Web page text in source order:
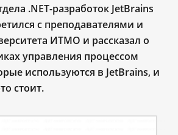
.NET-разработок JetBrains
с преподавателями и
ИТМО и рассказал о
управления процессом
используются в JetBrains, и
стоит.